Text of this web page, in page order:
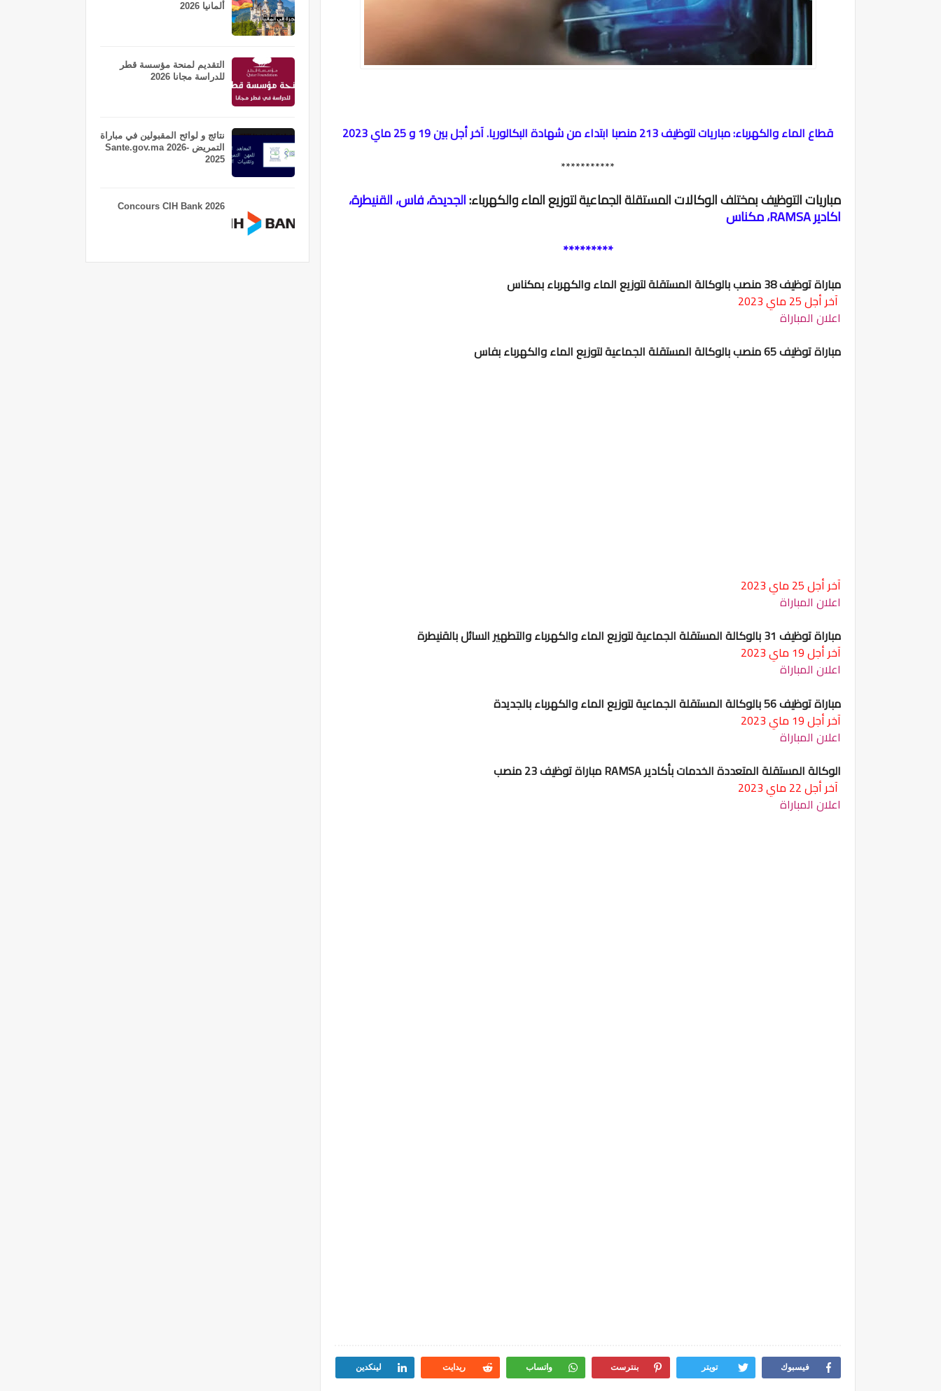
قطاع الماء والكهرباء: مباريات لتوظيف 213 منصبا ابتداء من شهادة البكالوريا. آخر أجل بين 19 و 25 ماي 2023
***********
مباريات التوظيف بمختلف الوكالات المستقلة الجماعية لتوزيع الماء والكهرباء:الجديدة، فاس، القنيطرة،
اكادير RAMSA، مكناس
*********
مباراة توظيف 38 منصب بالوكالة المستقلة لتوزيع الماء والكهرباء بمكناس
آخر أجل 25 ماي 2023
اعلان المباراة
مباراة توظيف 65 منصب بالوكالة المستقلة الجماعية لتوزيع الماء والكهرباء بفاس
آخر أجل 25 ماي 2023
اعلان المباراة
مباراة توظيف 31 بالوكالة المستقلة الجماعية لتوزيع الماء والكهرباء والتطهير السائل بالقنيطرة
آخر أجل 19 ماي 2023
اعلان المباراة
مباراة توظيف 56 بالوكالة المستقلة الجماعية لتوزيع الماء والكهرباء بالجديدة
آخر أجل 19 ماي 2023
اعلان المباراة
الوكالة المستقلة المتعددة الخدمات بأكادير RAMSA مباراة توظيف 23 منصب
آخر أجل 22 ماي 2023
اعلان المباراة
فيسبوك تويتر بنترست واتساب ريدايت لينكدين
ألمانيا 2026
التقديم لمنحة مؤسسة قطر
للدراسة مجانا 2026
نتائج و لوائح المقبولين في مباراة
التمريض Sante.gov.ma 2026-
2025
Concours CIH Bank 2026